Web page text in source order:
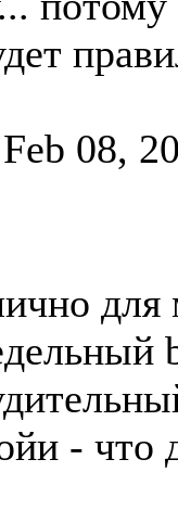
08,
для
- что